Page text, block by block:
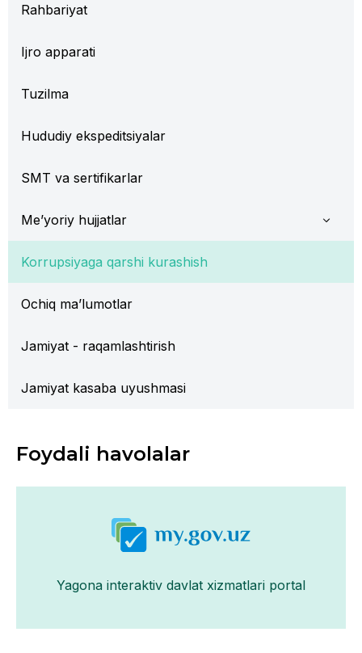
Rahbariyat
Ijro apparati
Tuzilma
Hududiy ekspeditsiyalar
SMT va sertifikarlar
Me’yoriy hujjatlar
Korrupsiyaga qarshi kurashish
Ochiq ma’lumotlar
Jamiyat - raqamlashtirish
Jamiyat kasaba uyushmasi
Foydali havolalar
Yagona interaktiv davlat xizmatlari portal